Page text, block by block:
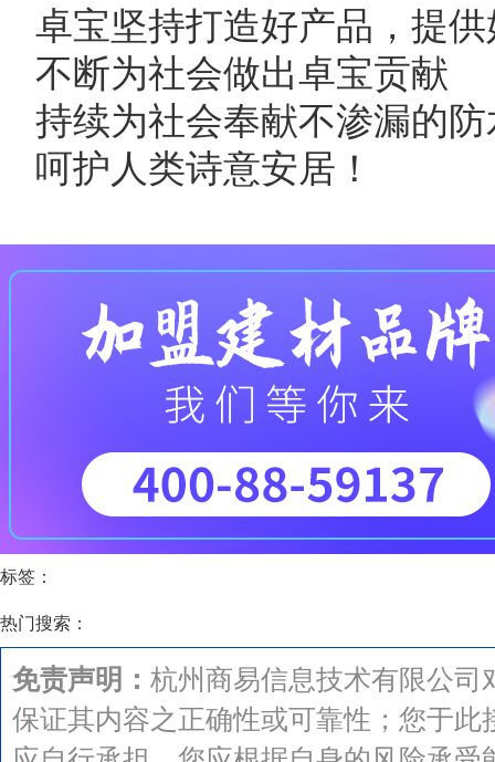
卓宝坚持打造好产品，提
不断为社会做出卓宝贡献
持续为社会奉献不渗漏的
呵护人类诗意安居！
标签：
热门搜索：
免责声明： 杭州商易信息技术有限公
保证其内容之正确性或可靠性；您于